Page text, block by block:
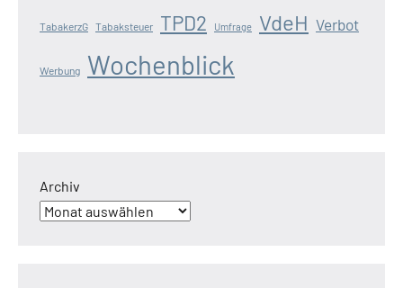
TabakerzG Tabaksteuer TPD2 Umfrage VdeH Verbot
Werbung Wochenblick
Archiv